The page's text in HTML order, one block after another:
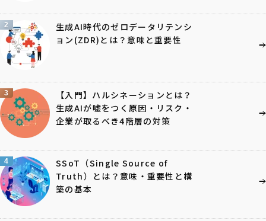
2
生成AI時代のゼロデータリテンシ
ョン(ZDR)とは？意味と重要性
3
【入門】ハルシネーションとは？
生成AIが嘘をつく原因・リスク・
企業が取るべき4階層の対策
4
SSoT（Single Source of
Truth）とは？意味・重要性と構
築の基本